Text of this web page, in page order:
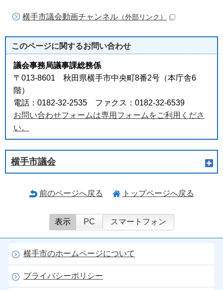
横手市議会動画チャンネル （外部リンク）
このページに関するお問い合わせ
議会事務局議事課総務係
〒013-8601 秋田県横手市中央町8番2号（本庁舎6
階）
電話：0182-32-2535 ファクス：0182-32-6539
お問い合わせフォームは専用フォームをご利用くださ
い。
横手市議会
前のページへ戻る トップページへ戻る
表示 PC スマートフォン
横手市のホームページについて
プライバシーポリシー